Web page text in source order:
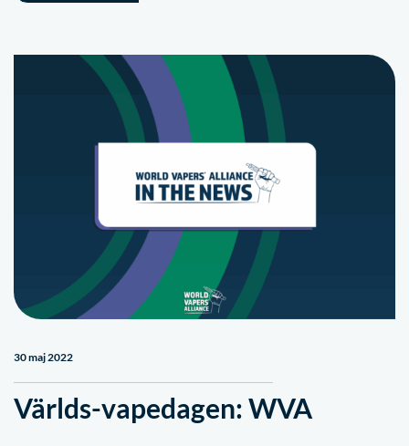
30 maj 2022
Världs-vapedagen: WVA